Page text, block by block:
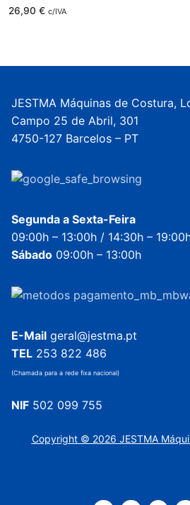
26,90 € c/IVA
JESTMA Máquinas de Costura,
Campo 25 de Abril, 301
4750-127 Barcelos – PT
Segunda a Sexta-Feira
09:00h – 13:00h / 14:30h –
Sábado 09:00h – 13:00h
E-Mail geral@jestma.pt
TEL 253 822 486
(Chamada para a rede fixa nacional)
NIF 502 099 755
Copyright © 2026 JESTMA